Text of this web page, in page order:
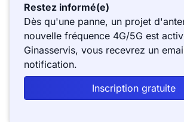
Restez informé(e)
Dès qu'une panne, un projet
nouvelle fréquence 4G/5G est
Ginasservis, vous recevrez un
notification.
Inscription gratuite